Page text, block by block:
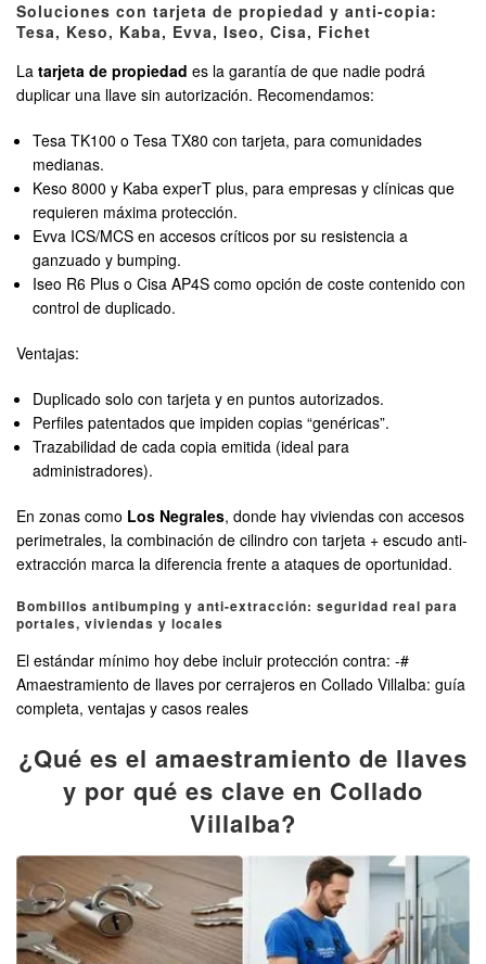
Soluciones con tarjeta de propiedad y anti-copia:
Tesa, Keso, Kaba, Evva, Iseo, Cisa, Fichet
La tarjeta de propiedad es la garantía de que nadie podrá
duplicar una llave sin autorización. Recomendamos:
Tesa TK100 o Tesa TX80 con tarjeta, para comunidades
medianas.
Keso 8000 y Kaba experT plus, para empresas y clínicas que
requieren máxima protección.
Evva ICS/MCS en accesos críticos por su resistencia a
ganzuado y bumping.
Iseo R6 Plus o Cisa AP4S como opción de coste contenido con
control de duplicado.
Ventajas:
Duplicado solo con tarjeta y en puntos autorizados.
Perfiles patentados que impiden copias “genéricas”.
Trazabilidad de cada copia emitida (ideal para
administradores).
En zonas como Los Negrales, donde hay viviendas con accesos
perimetrales, la combinación de cilindro con tarjeta + escudo anti-
extracción marca la diferencia frente a ataques de oportunidad.
Bombillos antibumping y anti-extracción: seguridad real para
portales, viviendas y locales
El estándar mínimo hoy debe incluir protección contra: -#
Amaestramiento de llaves por cerrajeros en Collado Villalba: guía
completa, ventajas y casos reales
¿Qué es el amaestramiento de llaves
y por qué es clave en Collado
Villalba?